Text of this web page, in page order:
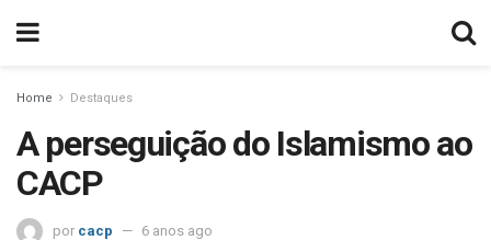
Home Destaques
A perseguição do Islamismo ao
CACP
por cacp 6 anos ago